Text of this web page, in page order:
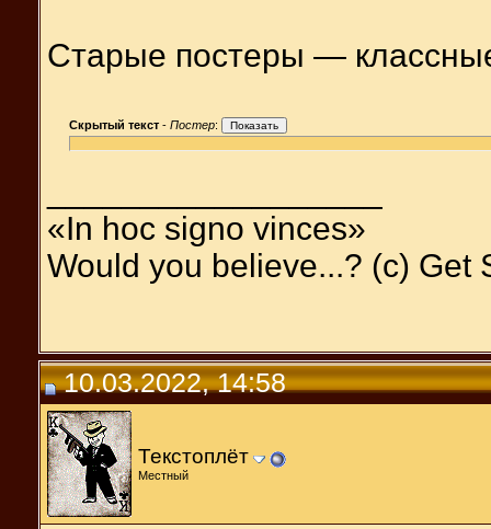
Старые постеры —
Скрытый текст - Постер:
«In hoc signo vinces»
Would you believe...? (c) Get
10.03.2022, 14:58
Текстоплёт
Местный